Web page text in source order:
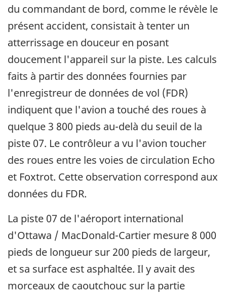
du commandant de bord, comme le révèle le
présent accident, consistait à tenter un
atterrissage en douceur en posant
doucement l'appareil sur la piste. Les calculs
faits à partir des données fournies par
l'enregistreur de données de vol (FDR)
indiquent que l'avion a touché des roues à
quelque 3 800 pieds au-delà du seuil de la
piste 07. Le contrôleur a vu l'avion toucher
des roues entre les voies de circulation Echo
et Foxtrot. Cette observation correspond aux
données du FDR.
La piste 07 de l'aéroport international
d'Ottawa / MacDonald-Cartier mesure 8 000
pieds de longueur sur 200 pieds de largeur,
et sa surface est asphaltée. Il y avait des
morceaux de caoutchouc sur la partie